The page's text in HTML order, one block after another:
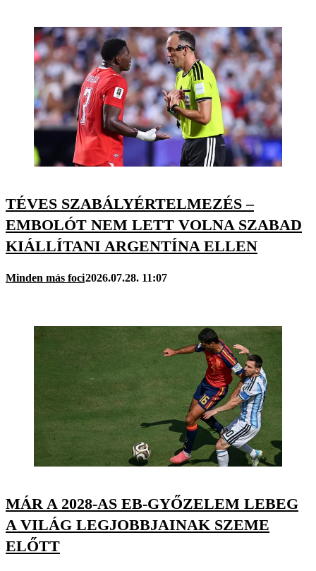
TÉVES SZABÁLYÉRTELMEZÉS –
EMBOLÓT NEM LETT VOLNA SZABAD
KIÁLLÍTANI ARGENTÍNA ELLEN
Minden más foci2026.07.28. 11:07
MÁR A 2028-AS EB-GYŐZELEM LEBEG
A VILÁG LEGJOBBJAINAK SZEME
ELŐTT